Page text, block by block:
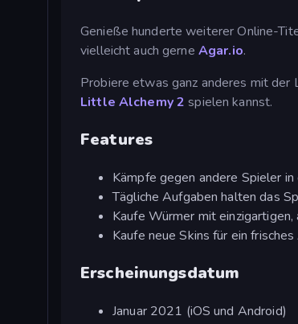
Genieße hunderte weiterer Online-
vielleicht auch gerne Agar.io.
Probiere etwas ganz anderes mit
Little Alchemy 2 spielen kannst.
Features
Kämpfe gegen andere Spieler
Tägliche Aufgaben halten das
Kaufe Würmer mit
Kaufe neue Skins für ein
Erscheinungsdatum
Januar 2021 (iOS und Android)